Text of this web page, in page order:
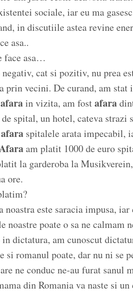
sociale, iar eu ma
in discutiile astea revine
asa..
face asa…
cat si pozitiv, nu prea
prin vecini. De curand, am stat
afarain vizita, am fostafara
spital, un hotel, cateva strazi
afara spitalele arata impecabil,
am platit 1000 de euro
la garderoba la Musikverein,
ore.
noastra este saracia impusa, iar
noastre poate o sa ne calmam
dictatura, am cunoscut
si romanul poate, dar nu ni se
ne conduc ne-au furat sanul
din Romania va naste si